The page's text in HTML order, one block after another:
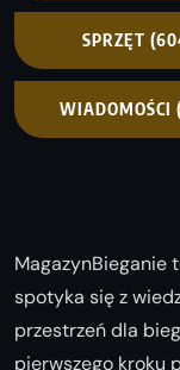
SPRZĘT
WIADOMOŚCI
MagazynBieganie
spotyka się z
przestrzeń dla
pierwszego kroku